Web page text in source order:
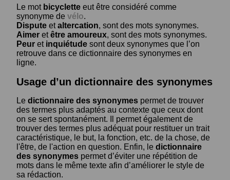
Le mot bicyclette eut être considéré comme
synonyme de vélo.
Dispute etaltercation, sont des mots synonymes.
Aimer etêtre amoureux, sont des mots synonymes.
Peur et inquiétude sont deux synonymes que l’on
retrouve dans ce dictionnaire des synonymes en
ligne.
Usage d’un dictionnaire des synonymes
Le dictionnaire des synonymes permet de trouver
des termes plus adaptés au contexte que ceux dont
on se sert spontanément. Il permet également de
trouver des termes plus adéquat pour restituer un trait
caractéristique, le but, la fonction, etc. de la chose, de
l'être, de l'action en question. Enfin, le dictionnaire
des synonymes permet d’éviter une répétition de
mots dans le même texte afin d’améliorer le style de
sa rédaction.